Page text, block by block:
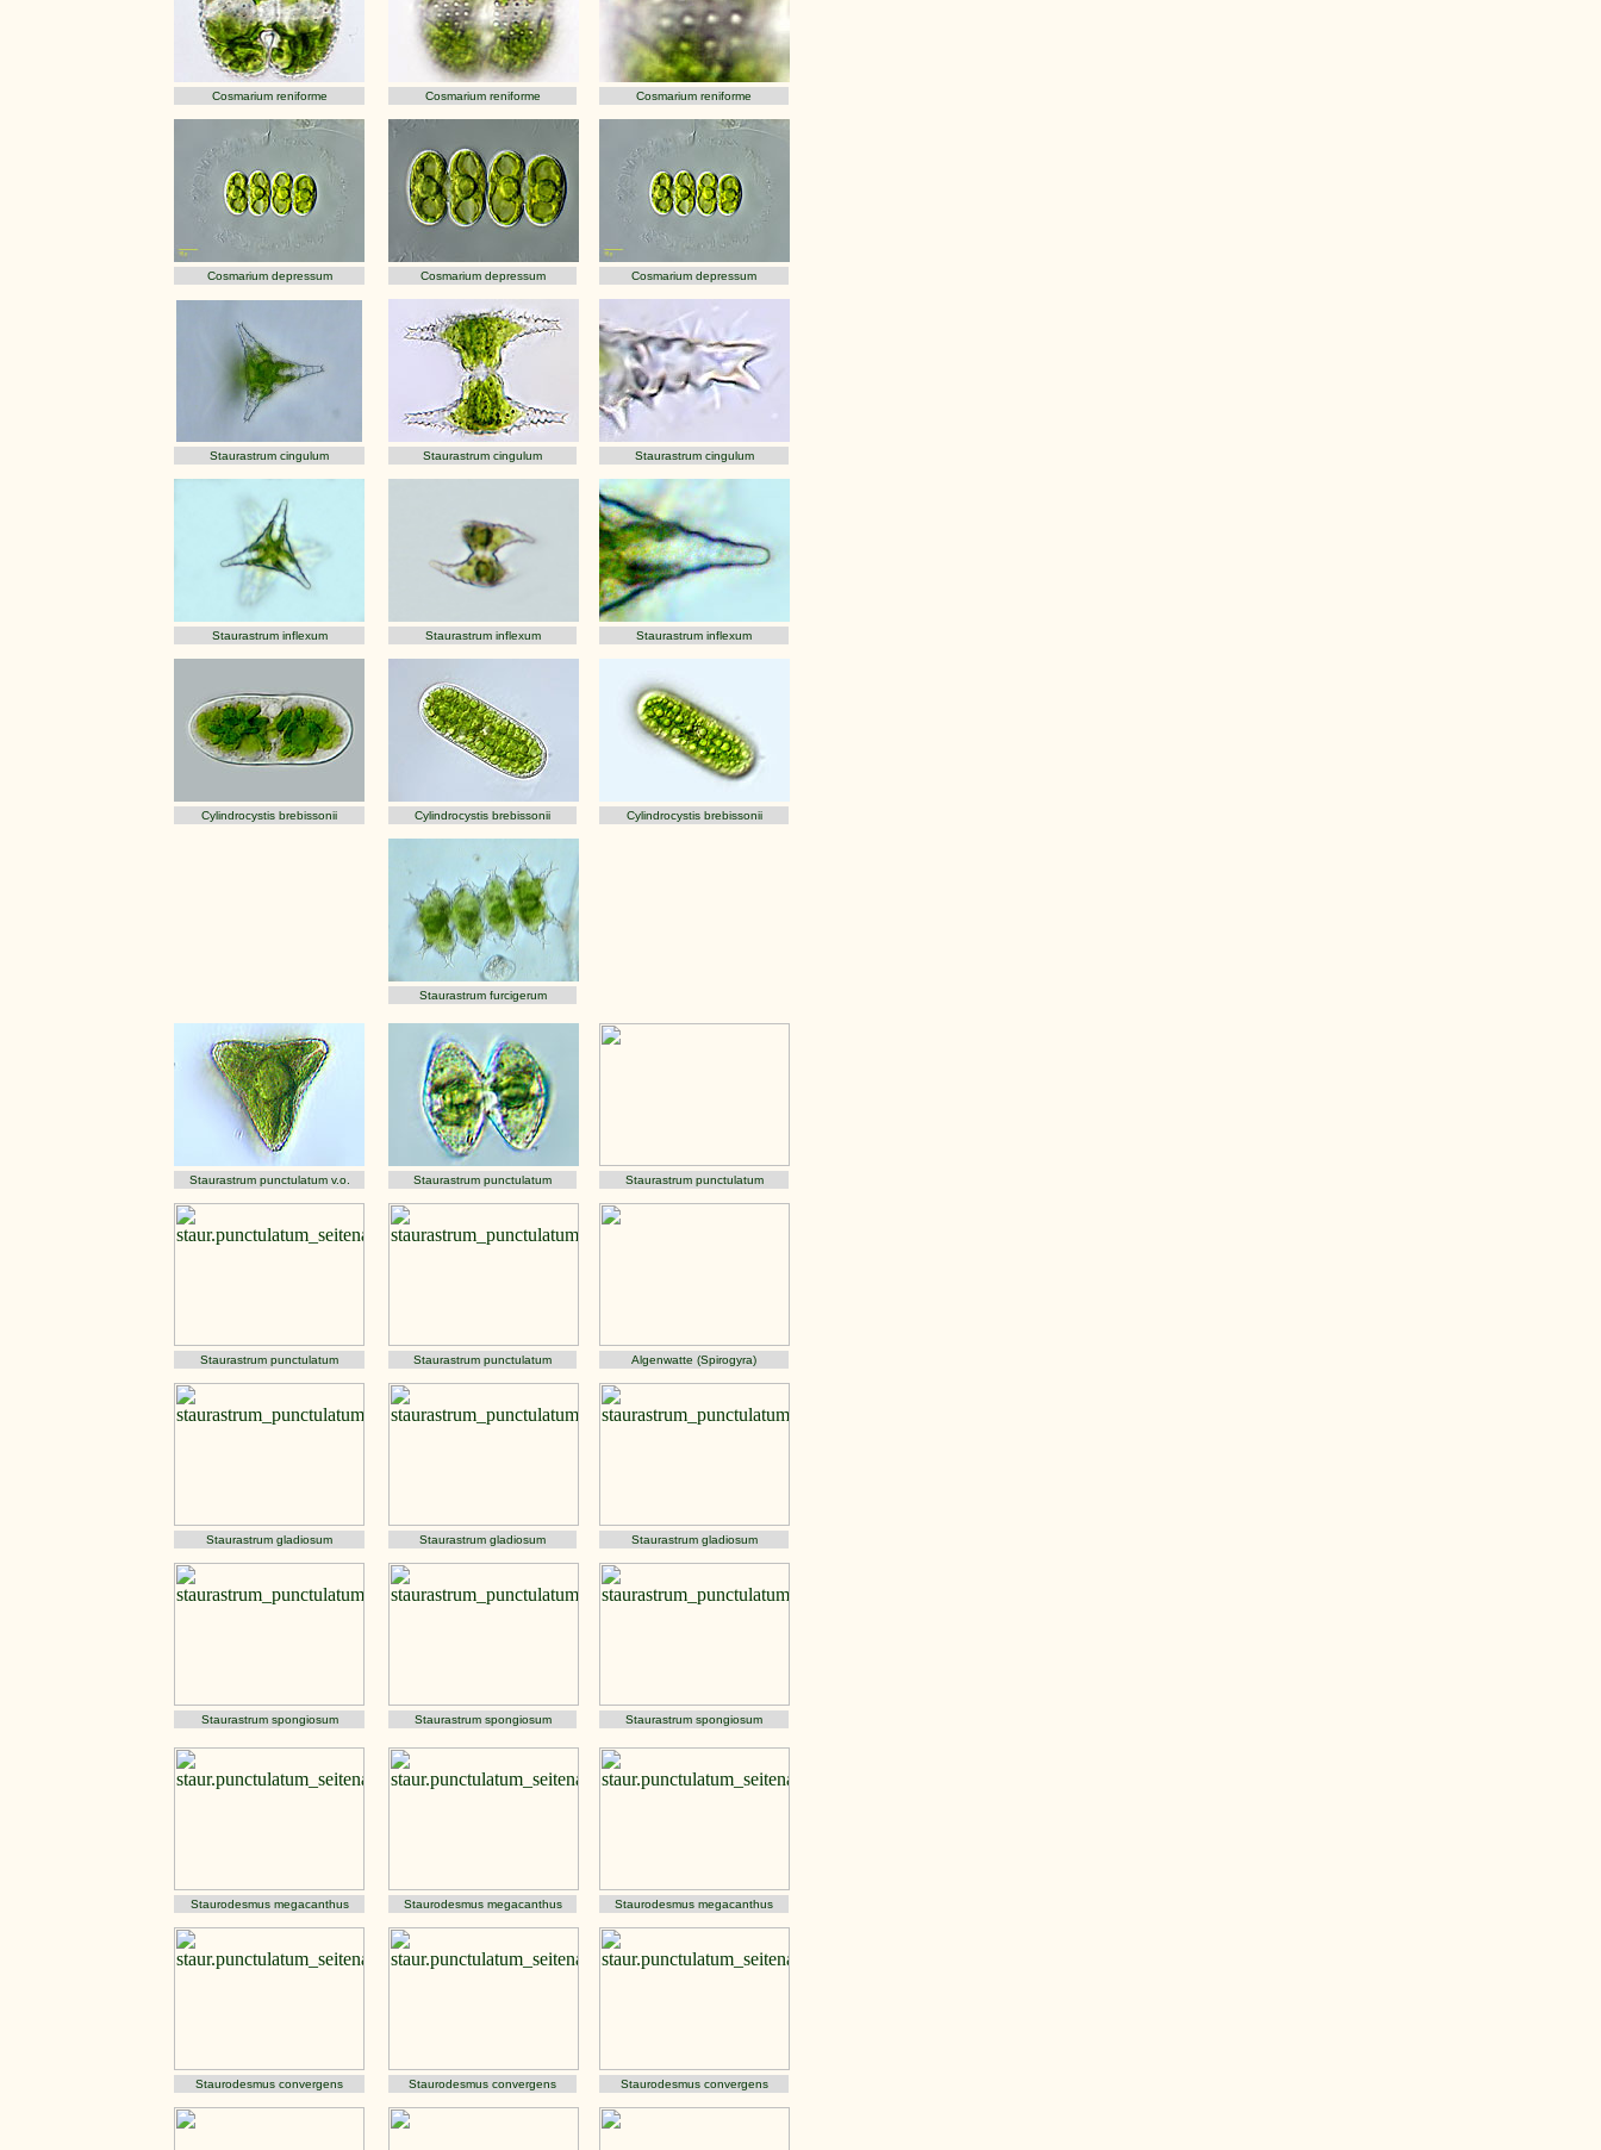
Cosmarium reniforme Cosmarium reniforme Cosmarium reniforme
Cosmarium depressum Cosmarium depressum Cosmarium depressum
Staurastrum cingulum Staurastrum cingulum Staurastrum cingulum
Staurastrum inflexum Staurastrum inflexum Staurastrum inflexum
Cylindrocystis brebissonii Cylindrocystis brebissonii Cylindrocystis brebissonii
Staurastrum furcigerum
Staurastrum punctulatum v.o. Staurastrum punctulatum Staurastrum punctulatum
Staurastrum punctulatum Staurastrum punctulatum Algenwatte (Spirogyra)
Staurastrum gladiosum Staurastrum gladiosum Staurastrum gladiosum
Staurastrum spongiosum Staurastrum spongiosum Staurastrum spongiosum
Staurodesmus megacanthus Staurodesmus megacanthus Staurodesmus megacanthus
Staurodesmus convergens Staurodesmus convergens Staurodesmus convergens